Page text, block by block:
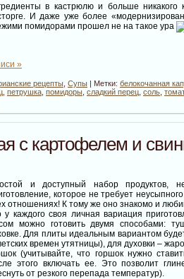
в кастрюлю и больше
И даже уже более
помидорами прошел не на такое ура
»
рецепты Супы | Метки: белокочанная
петрушка помидоры сладкий перец соль
с картофелем и
и доступный набор продуктов,
которое не требует
отношениях! К тому же оно знакомо и
у каждого своя личная вариация
можно готовить двумя способами:
Для плиты идеальным вариантом
времен утятницы), для духовки –
(учитывайте, что горшок нужно
этого включать ее. Это позволит
от резкого перепада температур).